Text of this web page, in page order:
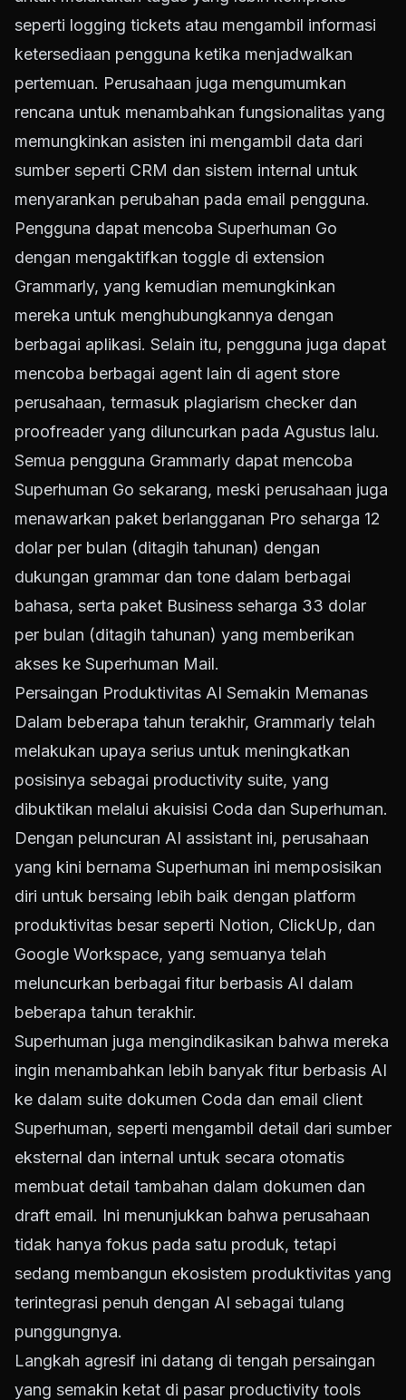
seperti logging tickets atau mengambil informasi
ketersediaan pengguna ketika menjadwalkan
pertemuan. Perusahaan juga mengumumkan
rencana untuk menambahkan fungsionalitas yang
memungkinkan asisten ini mengambil data dari
sumber seperti CRM dan sistem internal untuk
menyarankan perubahan pada email pengguna.
Pengguna dapat mencoba Superhuman Go
dengan mengaktifkan toggle di extension
Grammarly, yang kemudian memungkinkan
mereka untuk menghubungkannya dengan
berbagai aplikasi. Selain itu, pengguna juga dapat
mencoba berbagai agent lain di agent store
perusahaan, termasuk plagiarism checker dan
proofreader yang diluncurkan pada Agustus lalu.
Semua pengguna Grammarly dapat mencoba
Superhuman Go sekarang, meski perusahaan juga
menawarkan paket berlangganan Pro seharga 12
dolar per bulan (ditagih tahunan) dengan
dukungan grammar dan tone dalam berbagai
bahasa, serta paket Business seharga 33 dolar
per bulan (ditagih tahunan) yang memberikan
akses ke Superhuman Mail.
Persaingan Produktivitas AI Semakin Memanas
Dalam beberapa tahun terakhir, Grammarly telah
melakukan upaya serius untuk meningkatkan
posisinya sebagai productivity suite, yang
dibuktikan melalui akuisisi Coda dan Superhuman.
Dengan peluncuran AI assistant ini, perusahaan
yang kini bernama Superhuman ini memposisikan
diri untuk bersaing lebih baik dengan platform
produktivitas besar seperti Notion, ClickUp, dan
Google Workspace, yang semuanya telah
meluncurkan berbagai fitur berbasis AI dalam
beberapa tahun terakhir.
Superhuman juga mengindikasikan bahwa mereka
ingin menambahkan lebih banyak fitur berbasis AI
ke dalam suite dokumen Coda dan email client
Superhuman, seperti mengambil detail dari sumber
eksternal dan internal untuk secara otomatis
membuat detail tambahan dalam dokumen dan
draft email. Ini menunjukkan bahwa perusahaan
tidak hanya fokus pada satu produk, tetapi
sedang membangun ekosistem produktivitas yang
terintegrasi penuh dengan AI sebagai tulang
punggungnya.
Langkah agresif ini datang di tengah persaingan
yang semakin ketat di pasar productivity tools